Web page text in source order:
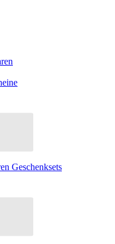
Geschenksets